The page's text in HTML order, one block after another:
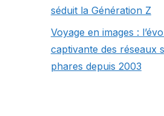
séduit la Génération Z
Voyage en images :
captivante des réseaux
phares depuis 2003